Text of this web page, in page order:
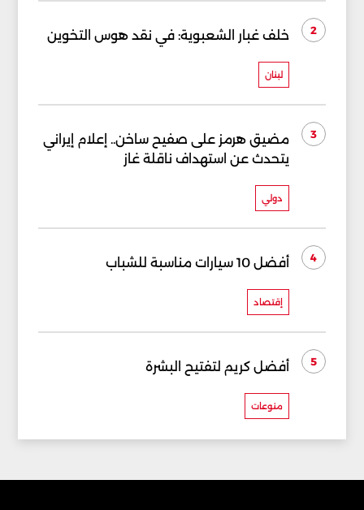
2 خلف غبار الشعبوية: في نقد هوس التخوين
لبنان
3
مضيق هرمز على صفيح ساخن.. إعلام إيراني
يتحدث عن استهداف ناقلة غاز
دولي
4 أفضل 10 سيارات مناسبة للشباب
إقتصاد
5 أفضل كريم لتفتيح البشرة
منوعات